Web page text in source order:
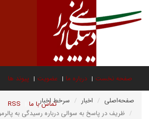
صفحه نخست درباره ما عضویت پیوند ها
تماس با ما RSS صفحه‌اصلی اخبار
سرخط اخبار